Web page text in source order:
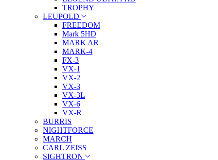
TROPHY
LEUPOLD
FREEDOM
Mark 5HD
MARK AR
MARK-4
FX-3
VX-1
VX-2
VX-3
VX-3L
VX-6
VX-R
BURRIS
NIGHTFORCE
MARCH
CARL ZEISS
SIGHTRON